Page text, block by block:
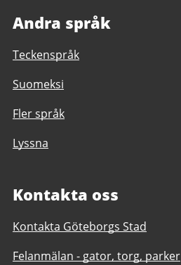
Andra språk
Teckenspråk
Suomeksi
Fler språk
Lyssna
Kontakta oss
Kontakta Göteborgs Stad
Felanmälan - gator, torg, parker